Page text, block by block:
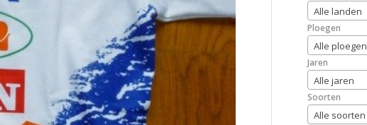
Alle landen
Ploegen
Alle ploegen
Jaren
Alle jaren
Soorten
Alle soorten